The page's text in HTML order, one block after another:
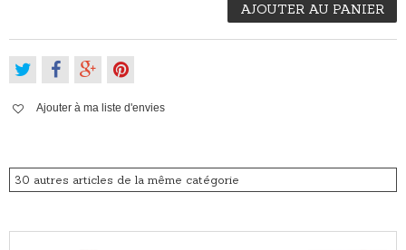
AJOUTER AU PANIER
Ajouter à ma liste d'envies
30 autres articles de la même catégorie